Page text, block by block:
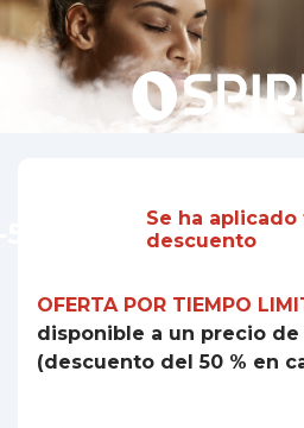
Se ha aplicado
descuento
OFERTA POR TIEMPO
disponible a un precio de
(descuento del 50 % en